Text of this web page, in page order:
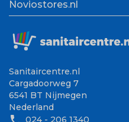
Noviostores.nl
Sanitaircentre.nl
Cargadoorweg 7
6541 BT Nijmegen
Nederland
024 - 206 1340